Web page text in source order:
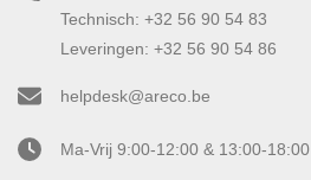
Technisch: +32 56 90 54 83
Leveringen: +32 56 90 54 86
helpdesk@areco.be
Ma-Vrij 9:00-12:00 & 13:00-18:00